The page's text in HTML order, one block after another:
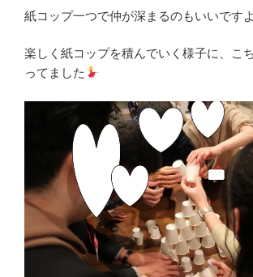
紙コップ一つで仲が深まるのもいいです
楽しく紙コップを積んでいく様子に、こ
ってました